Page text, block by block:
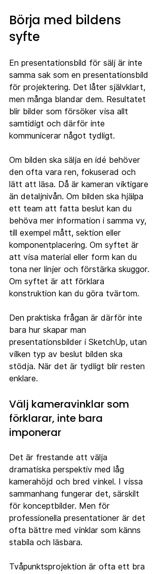
Börja med bildens
syfte
En presentationsbild för sälj är inte
samma sak som en presentationsbild
för projektering. Det låter självklart,
men många blandar dem. Resultatet
blir bilder som försöker visa allt
samtidigt och därför inte
kommunicerar något tydligt.
Om bilden ska sälja en idé behöver
den ofta vara ren, fokuserad och
lätt att läsa. Då är kameran viktigare
än detaljnivån. Om bilden ska hjälpa
ett team att fatta beslut kan du
behöva mer information i samma vy,
till exempel mått, sektion eller
komponentplacering. Om syftet är
att visa material eller form kan du
tona ner linjer och förstärka skuggor.
Om syftet är att förklara
konstruktion kan du göra tvärtom.
Den praktiska frågan är därför inte
bara hur skapar man
presentationsbilder i SketchUp, utan
vilken typ av beslut bilden ska
stödja. När det är tydligt blir resten
enklare.
Välj kameravinklar som
förklarar, inte bara
imponerar
Det är frestande att välja
dramatiska perspektiv med låg
kamerahöjd och bred vinkel. I vissa
sammanhang fungerar det, särskilt
för konceptbilder. Men för
professionella presentationer är det
ofta bättre med vinklar som känns
stabila och läsbara.
Tvåpunktsprojektion är ofta ett bra